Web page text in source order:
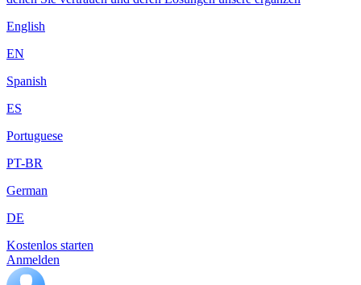
English
EN
Spanish
ES
Portuguese
PT-BR
German
DE
Kostenlos starten
Anmelden